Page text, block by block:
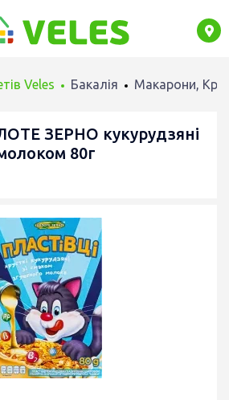
Veles Бакалія Макарони,
ЗЕРНО кукурудзяні
80г